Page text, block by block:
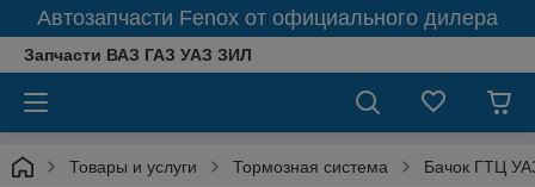
Автозапчасти Fenox от официального дилера
Запчасти ВАЗ ГАЗ УАЗ ЗИЛ
Товары и услуги Тормозная система Бачок ГТЦ